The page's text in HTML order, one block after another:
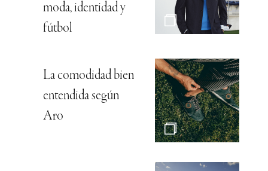
moda, identidad y
fútbol
La comodidad bien
entendida según
Aro